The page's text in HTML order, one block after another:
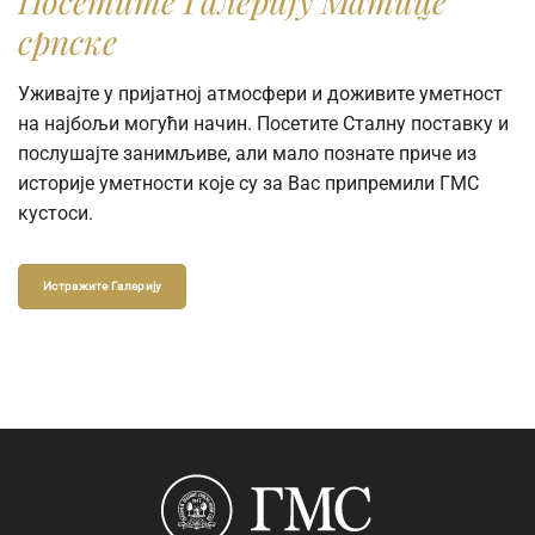
српске
Уживајте у пријатној атмосфери и доживите уметност
на најбољи могући начин. Посетите Сталну поставку и
послушајте занимљиве, али мало познате приче из
историје уметности које су за Вас припремили ГМС
кустоси.
Истражите Галерију